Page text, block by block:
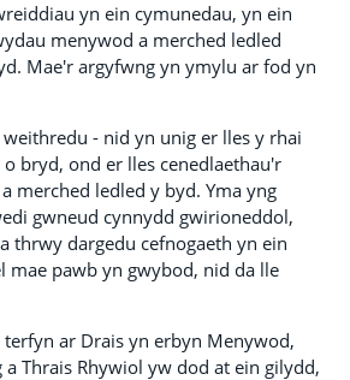
yn ein cymunedau, yn ein
menywod a merched ledled
Mae'r argyfwng yn ymylu ar fod yn
- nid yn unig er lles y rhai
bryd, ond er lles cenedlaethau'r
merched ledled y byd. Yma yng
gwneud cynnydd gwirioneddol,
thrwy dargedu cefnogaeth yn ein
mae pawb yn gwybod, nid da lle
ar Drais yn erbyn Menywod,
Thrais Rhywiol yw dod at ein gilydd,